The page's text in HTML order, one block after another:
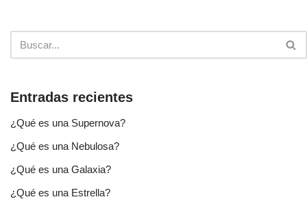
Entradas recientes
¿Qué es una Supernova?
¿Qué es una Nebulosa?
¿Qué es una Galaxia?
¿Qué es una Estrella?